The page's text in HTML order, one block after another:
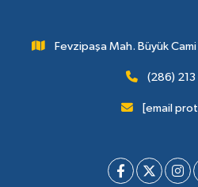
Fevzipaşa Mah. Büyük
(286)
[email